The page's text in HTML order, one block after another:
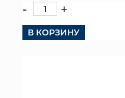
- +
В КОРЗИНУ